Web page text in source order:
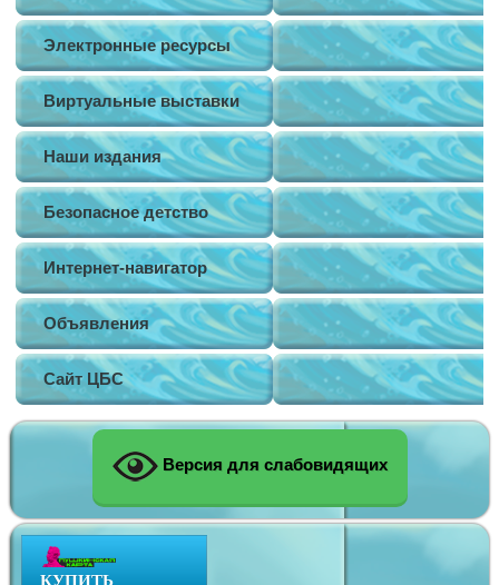
Электронные ресурсы
Виртуальные выставки
Наши издания
Безопасное детство
Интернет-навигатор
Объявления
Сайт ЦБС
Версия для слабовидящих
КУПИТЬ